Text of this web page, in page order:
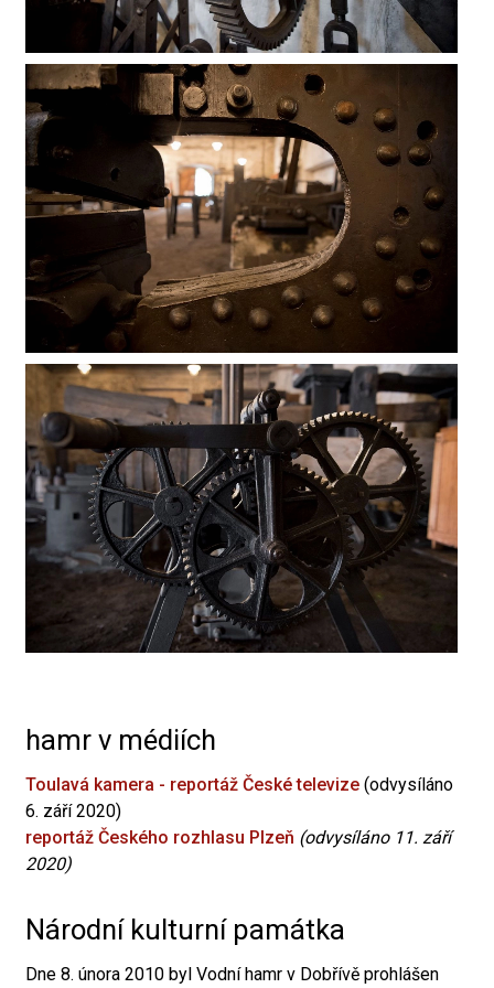
hamr v médiích
Toulavá kamera - reportáž České televize (odvysíláno
6. září 2020)
reportáž Českého rozhlasu Plzeň (odvysíláno 11. září
2020)
Národní kulturní památka
Dne 8. února 2010 byl Vodní hamr v Dobřívě prohlášen